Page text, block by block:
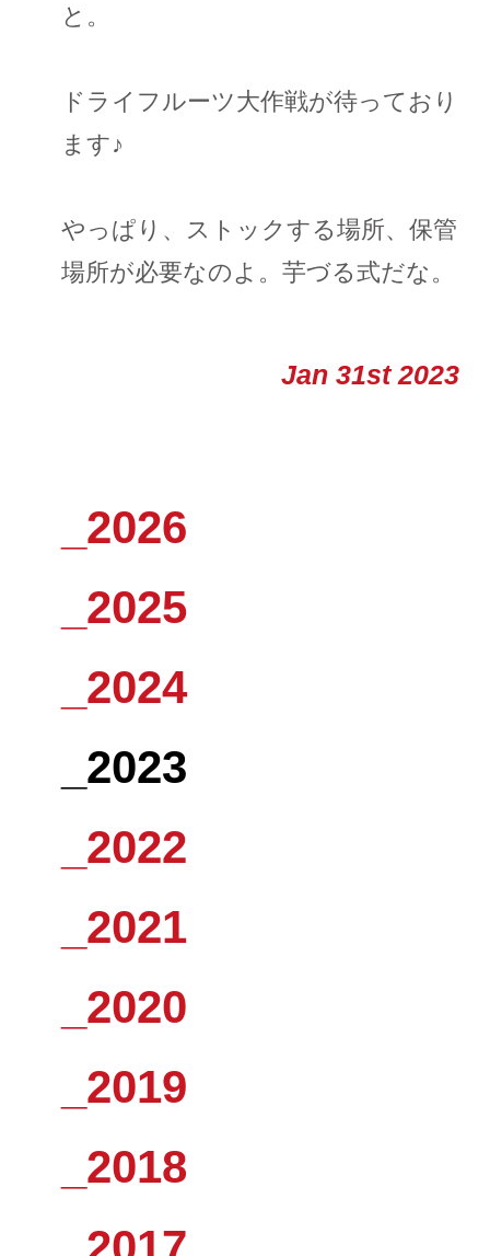
と。
ドライフルーツ大作戦が待っており
ます♪
やっぱり、ストックする場所、保管
場所が必要なのよ。芋づる式だな。
Jan 31st 2023
_2026
_2025
_2024
_2023
_2022
_2021
_2020
_2019
_2018